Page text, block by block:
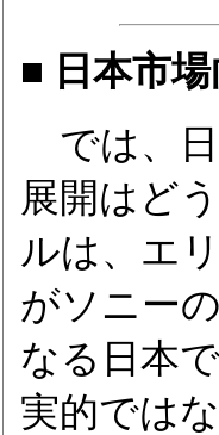
■ 日本市
では、日
展開はど
ルは、エ
がソニー
なる日本
実的では